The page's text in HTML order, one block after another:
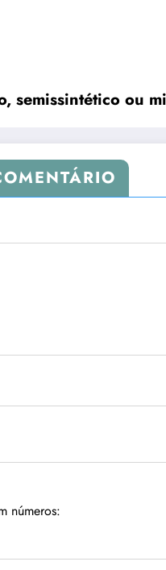
semissintético ou
números: